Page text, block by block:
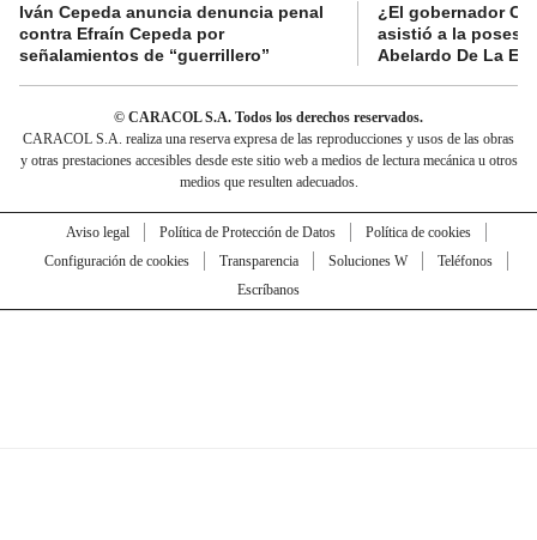
Iván Cepeda anuncia denuncia penal
contra Efraín Cepeda por
señalamientos de “guerrillero”
¿El gobernador
asistió a la
Abelardo De La
© CARACOL S.A. Todos los derechos reservados.
CARACOL S.A. realiza una reserva expresa de las reproducciones y usos de las obras
y otras prestaciones accesibles desde este sitio web a medios de lectura mecánica u otros
medios que resulten adecuados.
Aviso legal Política de Protección de Datos
Política de cookies
Configuración de cookies
Transparencia Soluciones W
Teléfonos
Escríbanos